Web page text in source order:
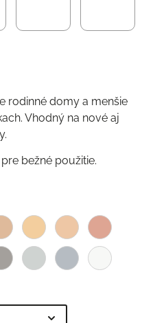
rodinné domy a menšie
Vhodný na nové aj
bežné použitie.